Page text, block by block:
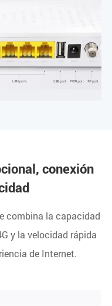
conexión
combina la capacidad
y la velocidad rápida
de Internet.